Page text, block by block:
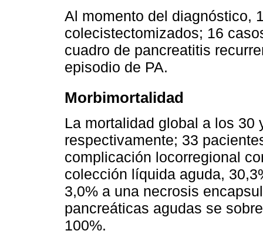
Al momento del diagnóstico,
colecistectomizados; 16
cuadro de pancreatitis
episodio de PA.
Morbimortalidad
La mortalidad global a los 30
respectivamente; 33
complicación locorregional
colección líquida aguda,
3,0% a una necrosis
pancreáticas agudas se
100%.